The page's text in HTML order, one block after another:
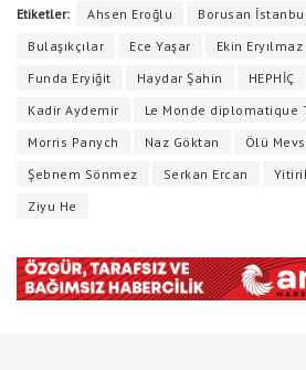
Etiketler: Ahsen Eroğlu
Borusan
Bulaşıkçılar
Ece Yaşar Ekin Eryılmaz
Funda Eryiğit
Haydar Şahin HEPHİÇ
Kadir Aydemir
Le Monde diplomatique
Morris Panych
Naz Göktan Ölü
Şebnem Sönmez
Serkan Ercan
Ziyu He